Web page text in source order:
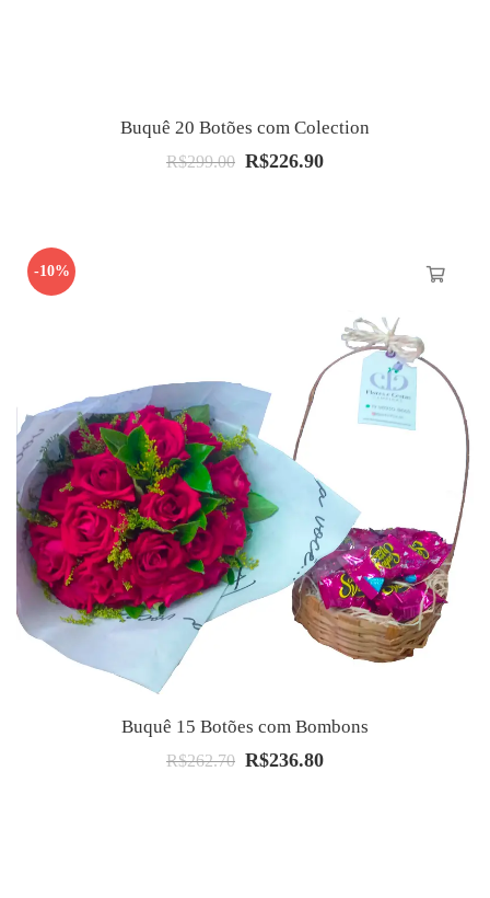
Buquê 20 Botões com Colection
R$299.00 O
R$226.90O
-10%
Buquê 15 Botões com Bombons
R$262.70 O
R$236.80O